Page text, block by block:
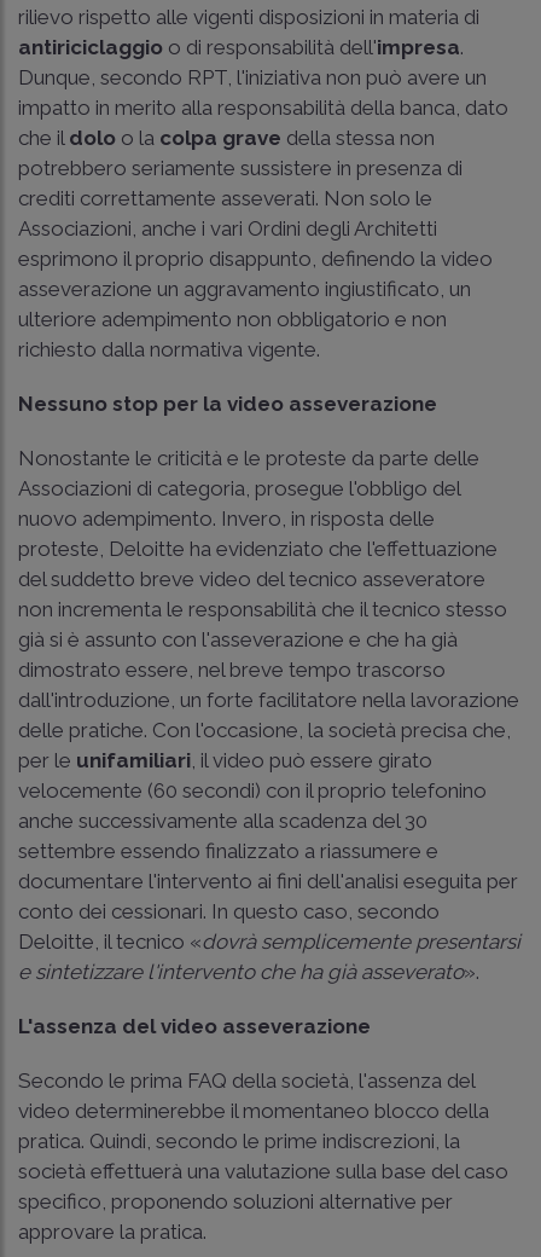
rilievo rispetto alle vigenti disposizioni in materia di
antiriciclaggio o di responsabilità dell'impresa.
Dunque, secondo RPT, l'iniziativa non può avere un
impatto in merito alla responsabilità della banca, dato
che il dolo o la colpa grave della stessa non
potrebbero seriamente sussistere in presenza di
crediti correttamente asseverati. Non solo le
Associazioni, anche i vari Ordini degli Architetti
esprimono il proprio disappunto, definendo la video
asseverazione un aggravamento ingiustificato, un
ulteriore adempimento non obbligatorio e non
richiesto dalla normativa vigente.
Nessuno stop per la video asseverazione
Nonostante le criticità e le proteste da parte delle
Associazioni di categoria, prosegue l'obbligo del
nuovo adempimento. Invero, in risposta delle
proteste, Deloitte ha evidenziato che l'effettuazione
del suddetto breve video del tecnico asseveratore
non incrementa le responsabilità che il tecnico stesso
già si è assunto con l'asseverazione e che ha già
dimostrato essere, nel breve tempo trascorso
dall'introduzione, un forte facilitatore nella lavorazione
delle pratiche. Con l'occasione, la società precisa che,
per le unifamiliari , il video può essere girato
velocemente (60 secondi) con il proprio telefonino
anche successivamente alla scadenza del 30
settembre essendo finalizzato a riassumere e
documentare l'intervento ai fini dell'analisi eseguita per
conto dei cessionari. In questo caso, secondo
Deloitte, il tecnico «dovrà semplicemente presentarsi
e sintetizzare l'intervento che ha già asseverato».
L'assenza del video asseverazione
Secondo le prima FAQ della società, l'assenza del
video determinerebbe il momentaneo blocco della
pratica. Quindi, secondo le prime indiscrezioni, la
società effettuerà una valutazione sulla base del caso
specifico, proponendo soluzioni alternative per
approvare la pratica.